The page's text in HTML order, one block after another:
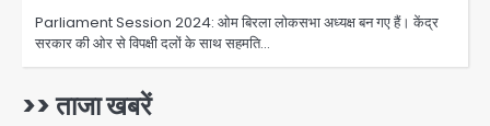
Parliament Session 2024: ओम बिरला लोकसभा अध्यक्ष बन गए हैं। केंद्र
सरकार की ओर से विपक्षी दलों के साथ सहमति…
>> ताजा खबरें
2
एंटी-बर्गलरी सेल की बड़ी कामयाबी, चोरी के
माल की खरीद-फरोख्त करने वाले गिरोह का